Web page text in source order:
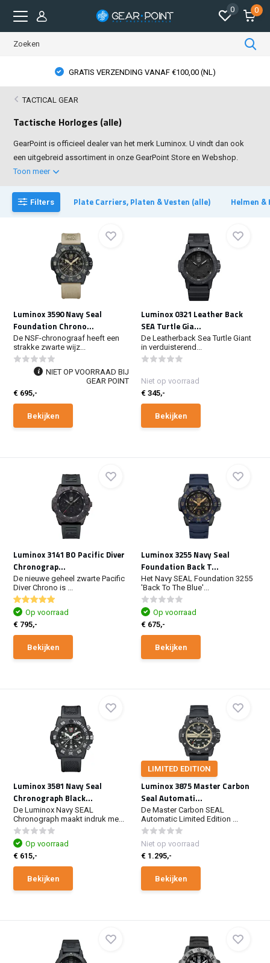
0 0
GEAR POINT STORE OPENINGSTIJDEN
TACTICAL GEAR
Tactische Horloges (alle)
GearPoint is officieel dealer van het merk Luminox. U vindt dan ook
een uitgebreid assortiment in onze GearPoint Store en Webshop.
Toon meer
Filters Plate Carriers, Platen & Vesten (alle) Helmen &
Luminox 3590 Navy Seal
Foundation Chrono...
De NSF-chronograaf heeft een
strakke zwarte wijz...
NIET OP VOORRAAD BIJ
GEAR POINT
€ 695,-
Bekijken
Luminox 0321 Leather Back
SEA Turtle Gia...
De Leatherback Sea Turtle Giant
in verduisterend...
Niet op voorraad
€ 345,-
Bekijken
Luminox 3141 BO Pacific Diver
Chronograp...
De nieuwe geheel zwarte Pacific
Diver Chrono is ...
Op voorraad
€ 795,-
Bekijken
Luminox 3255 Navy Seal
Foundation Back T...
Het Navy SEAL Foundation 3255
'Back To The Blue'...
Op voorraad
€ 675,-
Bekijken
Luminox 3581 Navy Seal
Chronograph Black...
De Luminox Navy SEAL
Chronograph maakt indruk me...
Op voorraad
€ 615,-
Bekijken
LIMITED EDITION
Luminox 3875 Master Carbon
Seal Automati...
De Master Carbon SEAL
Automatic Limited Edition ...
Niet op voorraad
€ 1.295,-
Bekijken